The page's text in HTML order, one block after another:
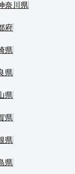
奈川県
府
県
県
県
県
県
県